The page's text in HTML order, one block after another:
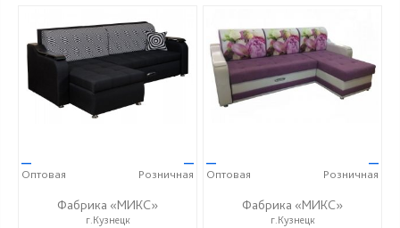
—
Оптовая
—
Розничная
Фабрика «МИКС»
г.Кузнецк
—
Оптовая
—
Розничная
Фабрика «МИКС»
г.Кузнецк